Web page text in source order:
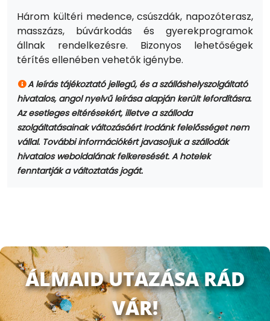
Három kültéri medence, csúszdák, napozóterasz,
masszázs, búvárkodás és gyerekprogramok
állnak rendelkezésre. Bizonyos lehetőségek
térítés ellenében vehetők igénybe.
A leírás tájékoztató jellegű, és a szálláshelyszolgáltató
hivatalos, angol nyelvű leírása alapján került lefordításra.
Az esetleges eltérésekért, illetve a szálloda
szolgáltatásainak változásáért Irodánk felelősséget nem
vállal. További információkért javasoljuk a szállodák
hivatalos weboldalának felkeresését. A hotelek
fenntartják a változtatás jogát.
ÁLMAID UTAZÁSA RÁD
VÁR!